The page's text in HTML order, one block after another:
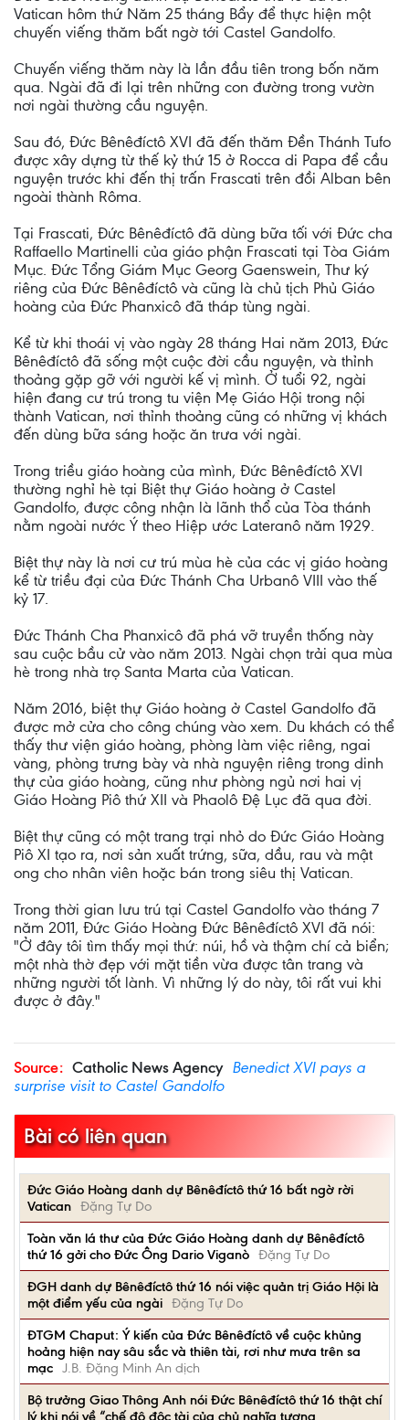
Vatican hôm thứ Năm 25 tháng Bẩy để thực hiện một
chuyến viếng thăm bất ngờ tới Castel Gandolfo.
Chuyến viếng thăm này là lần đầu tiên trong bốn năm
qua. Ngài đã đi lại trên những con đường trong vườn
nơi ngài thường cầu nguyện.
Sau đó, Đức Bênêđíctô XVI đã đến thăm Đền Thánh Tufo
được xây dựng từ thế kỷ thứ 15 ở Rocca di Papa để cầu
nguyện trước khi đến thị trấn Frascati trên đồi Alban bên
ngoài thành Rôma.
Tại Frascati, Đức Bênêđíctô đã dùng bữa tối với Đức cha
Raffaello Martinelli của giáo phận Frascati tại Tòa Giám
Mục. Đức Tổng Giám Mục Georg Gaenswein, Thư ký
riêng của Đức Bênêđíctô và cũng là chủ tịch Phủ Giáo
hoàng của Đức Phanxicô đã tháp tùng ngài.
Kể từ khi thoái vị vào ngày 28 tháng Hai năm 2013, Đức
Bênêđíctô đã sống một cuộc đời cầu nguyện, và thỉnh
thoảng gặp gỡ với người kế vị mình. Ở tuổi 92, ngài
hiện đang cư trú trong tu viện Mẹ Giáo Hội trong nội
thành Vatican, nơi thỉnh thoảng cũng có những vị khách
đến dùng bữa sáng hoặc ăn trưa với ngài.
Trong triều giáo hoàng của mình, Đức Bênêđíctô XVI
thường nghỉ hè tại Biệt thự Giáo hoàng ở Castel
Gandolfo, được công nhận là lãnh thổ của Tòa thánh
nằm ngoài nước Ý theo Hiệp ước Lateranô năm 1929.
Biệt thự này là nơi cư trú mùa hè của các vị giáo hoàng
kể từ triều đại của Đức Thánh Cha Urbanô VIII vào thế
kỷ 17.
Đức Thánh Cha Phanxicô đã phá vỡ truyền thống này
sau cuộc bầu cử vào năm 2013. Ngài chọn trải qua mùa
hè trong nhà trọ Santa Marta của Vatican.
Năm 2016, biệt thự Giáo hoàng ở Castel Gandolfo đã
được mở cửa cho công chúng vào xem. Du khách có thể
thấy thư viện giáo hoàng, phòng làm việc riêng, ngai
vàng, phòng trưng bày và nhà nguyện riêng trong dinh
thự của giáo hoàng, cũng như phòng ngủ nơi hai vị
Giáo Hoàng Piô thứ XII và Phaolô Đệ Lục đã qua đời.
Biệt thự cũng có một trang trại nhỏ do Đức Giáo Hoàng
Piô XI tạo ra, nơi sản xuất trứng, sữa, dầu, rau và mật
ong cho nhân viên hoặc bán trong siêu thị Vatican.
Trong thời gian lưu trú tại Castel Gandolfo vào tháng 7
năm 2011, Đức Giáo Hoàng Đức Bênêđíctô XVI đã nói:
"Ở đây tôi tìm thấy mọi thứ: núi, hồ và thậm chí cả biển;
một nhà thờ đẹp với mặt tiền vừa được tân trang và
những người tốt lành. Vì những lý do này, tôi rất vui khi
được ở đây."
Source: Catholic News Agency Benedict XVI pays a
surprise visit to Castel Gandolfo
Bài có liên quan
Đức Giáo Hoàng danh dự Bênêđíctô thứ 16 bất ngờ rời
Vatican Đặng Tự Do
Toàn văn lá thư của Đức Giáo Hoàng danh dự Bênêđíctô
thứ 16 gởi cho Đức Ông Dario Viganò Đặng Tự Do
ĐGH danh dự Bênêđíctô thứ 16 nói việc quản trị Giáo Hội là
một điểm yếu của ngài Đặng Tự Do
ĐTGM Chaput: Ý kiến của Đức Bênêđíctô về cuộc khủng
hoảng hiện nay sâu sắc và thiên tài, rơi như mưa trên sa
mạc J.B. Đặng Minh An dịch
Bộ trưởng Giao Thông Anh nói Đức Bênêđíctô thứ 16 thật chí
lý khi nói về “chế độ độc tài của chủ nghĩa tương